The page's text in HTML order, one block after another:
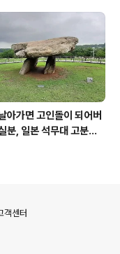
아가면 고인돌이 되어버
분, 일본 석무대 고분의
객센터